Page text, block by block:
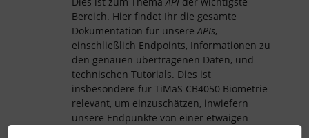
Bereich. Hier findet Ihr die gesamte
Dokumentation für unsereAPIs,
einschließlich Endpoints, Informationen zu
den genauen übertragenen Daten, und
technischen Tutorials. Dies ist
insbesondere für TiMaS CB4050 Biometrie
relevant, um einzuschätzen, inwiefern
unsere Endpunkte von einer etwaigen